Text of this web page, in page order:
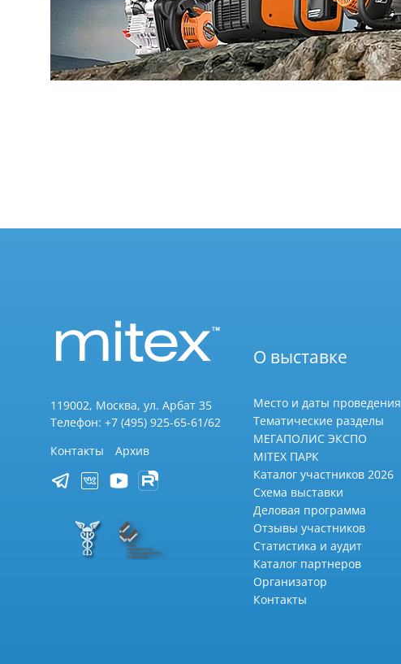
119002, Москва, ул. Арбат 35
Телефон: +7 (495) 925-65-61/62
Контакты
Архив
О выставке
Место и даты проведения
Тематические разделы
МЕГАПОЛИС ЭКСПО
MITEX ПАРК
Каталог участников 2026
Схема выставки
Деловая программа
Отзывы участников
Статистика и аудит
Каталог партнеров
Организатор
Контакты